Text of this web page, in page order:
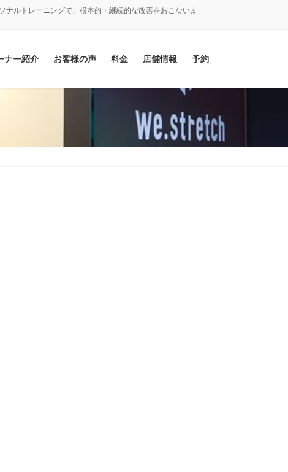
ルトレーニングで、根本的・継続的な改善をおこないま
ナー紹介 お客様の声 料金 店舗情報 予約